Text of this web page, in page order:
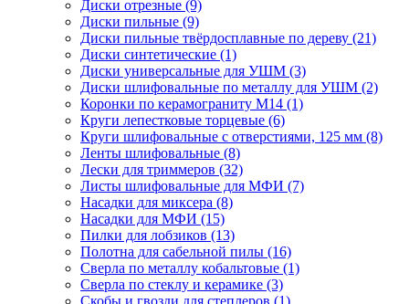
Диски отрезные (9)
Диски пильные (9)
Диски пильные твёрдосплавные по дереву (21)
Диски синтетические (1)
Диски универсальные для УШМ (3)
Диски шлифовальные по металлу для УШМ (2)
Коронки по керамограниту M14 (1)
Круги лепестковые торцевые (6)
Круги шлифовальные с отверстиями, 125 мм (8)
Ленты шлифовальные (8)
Лески для триммеров (32)
Листы шлифовальные для МФИ (7)
Насадки для миксера (8)
Насадки для МФИ (15)
Пилки для лобзиков (13)
Полотна для сабельной пилы (16)
Сверла по металлу кобальтовые (1)
Сверла по стеклу и керамике (3)